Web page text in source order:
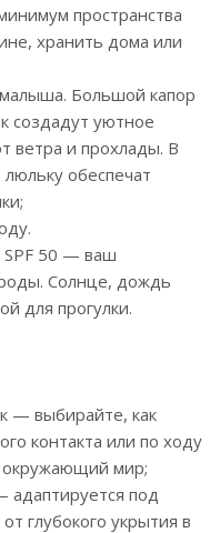
пространства
хранить дома или
Большой капор
создадут уютное
ветра и прохлады. В
обеспечат
SPF 50 — ваш
Солнце, дождь
для прогулки.
— выбирайте, как
контакта или по ходу
мир;
адаптируется под
глубокого укрытия в